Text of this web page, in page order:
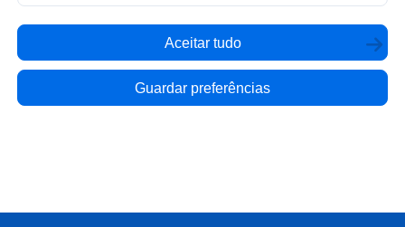
Aceitar tudo
Guardar preferências